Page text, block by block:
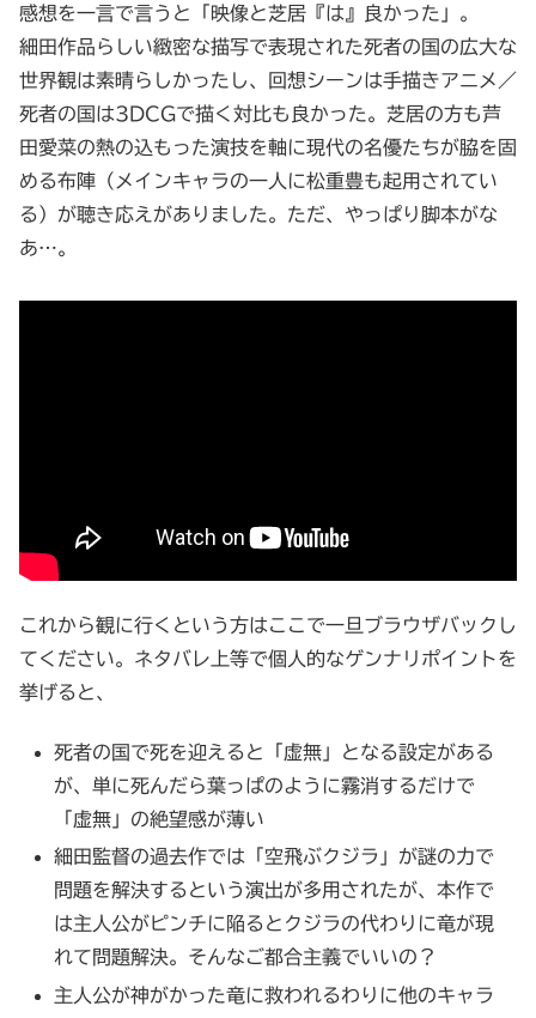
感想を一言で言うと「映像と芝居『は』良かった」。
細田作品らしい緻密な描写で表現された死者の国の広大な
世界観は素晴らしかったし、回想シーンは手描きアニメ／
死者の国は3DCGで描く対比も良かった。芝居の方も芦
田愛菜の熱の込もった演技を軸に現代の名優たちが脇を固
める布陣（メインキャラの一人に松重豊も起用されてい
る）が聴き応えがありました。ただ、やっぱり脚本がな
あ…。
これから観に行くという方はここで一旦ブラウザバックし
てください。ネタバレ上等で個人的なゲンナリポイントを
挙げると、
死者の国で死を迎えると「虚無」となる設定がある
が、単に死んだら葉っぱのように霧消するだけで
「虚無」の絶望感が薄い
細田監督の過去作では「空飛ぶクジラ」が謎の力で
問題を解決するという演出が多用されたが、本作で
は主人公がピンチに陥るとクジラの代わりに竜が現
れて問題解決。そんなご都合主義でいいの？
主人公が神がかった竜に救われるわりに他のキャラ